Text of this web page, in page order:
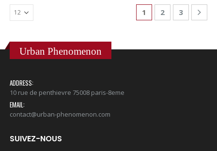
1 2 3
Urban Phenomenon
ADDRESS:
10 rue de penthievre 75008 paris-8eme
EMAIL:
contact@urban-phenomenon.com
SUIVEZ-NOUS